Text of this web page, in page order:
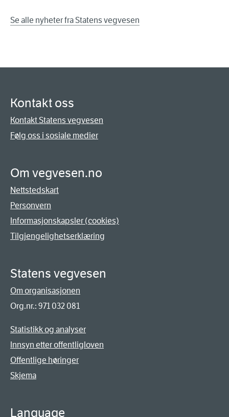
Se alle nyheter fra Statens vegvesen
Kontakt oss
Kontakt Statens vegvesen
Følg oss i sosiale medier
Om vegvesen.no
Nettstedskart
Personvern
Informasjonskapsler (cookies)
Tilgjengelighetserklæring
Statens vegvesen
Om organisasjonen
Org.nr.: 971 032 081
Statistikk og analyser
Innsyn etter offentligloven
Offentlige høringer
Skjema
Language